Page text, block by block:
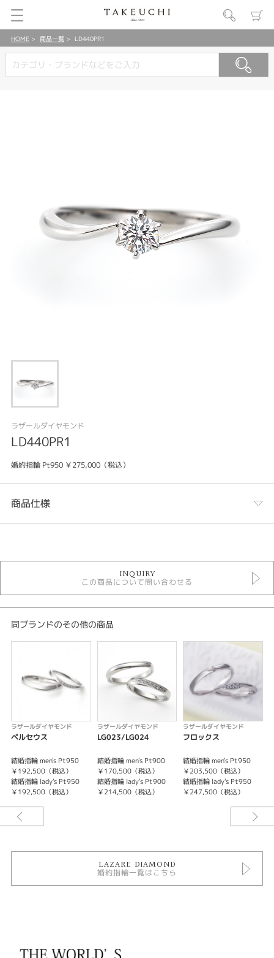
HOME 商品一覧 LD440PR1
ラザールダイヤモンド
LD440PR1
婚約指輪 Pt950 ￥275,000（税込）
商品仕様
婚約指輪 ＞ 婚約指輪シンプル
ラザールダイヤモンド 婚約指輪
人気ブランド婚約指輪
デザイン
テイスト
婚約指輪 シンプル
紹介文
ヤモンドが大きく感じられます。
＊中石が0.18～0.19ctの場合の料金です。
＊中石のグレードが【G-SI2UP】の場合の料金です。
INQUIRY
この商品について問い合わせる
同ブランドのその他の商品
ラザールダイヤモンド
ペルセウス
結婚指輪 men's Pt950
￥192,500（税込）
結婚指輪 lady's Pt950
￥192,500（税込）
ラザールダイヤモンド
LG023/LG024
結婚指輪 men's Pt900
￥170,500（税込）
結婚指輪 lady's Pt900
￥214,500（税込）
ラザールダイヤモンド
フロックス
結婚指輪 men's Pt950
￥203,500（税込）
結婚指輪 lady's Pt950
￥247,500（税込）
LAZARE DIAMOND
婚約指輪一覧はこちら